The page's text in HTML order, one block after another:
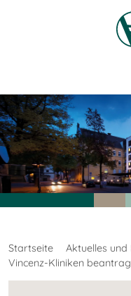
Startseite
Aktuelles
Vincenz-Kliniken